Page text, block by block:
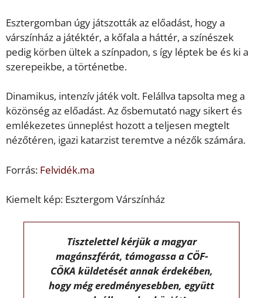
Esztergomban úgy játszották az előadást, hogy a
várszínház a játéktér, a kőfala a háttér, a színészek
pedig körben ültek a színpadon, s így léptek be és ki a
szerepeikbe, a történetbe.
Dinamikus, intenzív játék volt. Felállva tapsolta meg a
közönség az előadást. Az ősbemutató nagy sikert és
emlékezetes ünneplést hozott a teljesen megtelt
nézőtéren, igazi katarzist teremtve a nézők számára.
Forrás: Felvidék.ma
Kiemelt kép: Esztergom Várszínház
Tisztelettel kérjük a magyar
magánszférát, támogassa a CÖF-
CÖKA küldetését annak érdekében,
hogy még eredményesebben, együtt